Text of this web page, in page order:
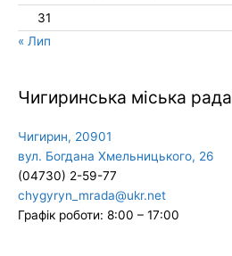
31
« Лип
Чигиринська міська рада
Чигирин, 20901
вул. Богдана Хмельницького, 26
(04730) 2-59-77
chygyryn_mrada@ukr.net
Графік роботи: 8:00 – 17:00